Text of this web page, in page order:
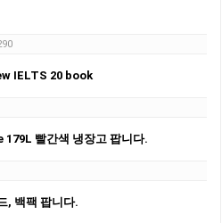
IELTS 20 book
179L 빨간색 냉장고 팝니다.
, 백팩 팝니다.